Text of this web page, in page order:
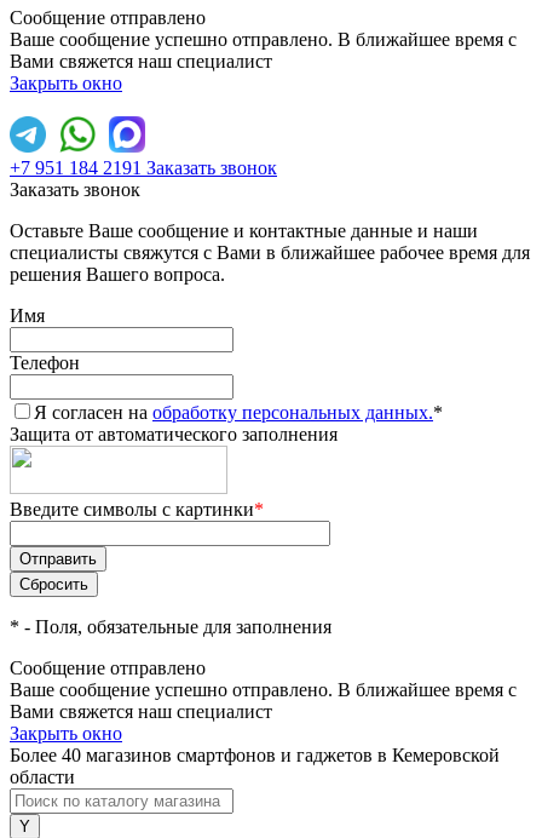
Сообщение отправлено
Ваше сообщение успешно отправлено. В ближайшее время с
Вами свяжется наш специалист
Закрыть окно
+7 951 184 2191 Заказать звонок
Заказать звонок
Оставьте Ваше сообщение и контактные данные и наши
специалисты свяжутся с Вами в ближайшее рабочее время для
решения Вашего вопроса.
Имя
Телефон
Я согласен на обработку персональных данных.*
Защита от автоматического заполнения
Введите символы с картинки*
* - Поля, обязательные для заполнения
Сообщение отправлено
Ваше сообщение успешно отправлено. В ближайшее время с
Вами свяжется наш специалист
Закрыть окно
Более 40 магазинов смартфонов и гаджетов в Кемеровской
области